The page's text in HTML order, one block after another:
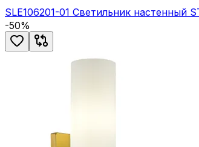
SLE106201-01 Светильник настенный
-50%